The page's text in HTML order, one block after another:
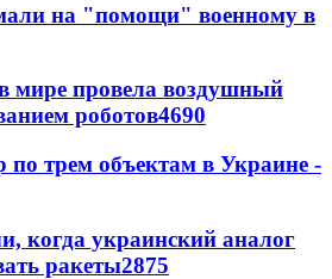
на "помощи" военному в
мире провела воздушный
роботов4690
по трем объектам в Украине -
когда украинский аналог
ракеты2875